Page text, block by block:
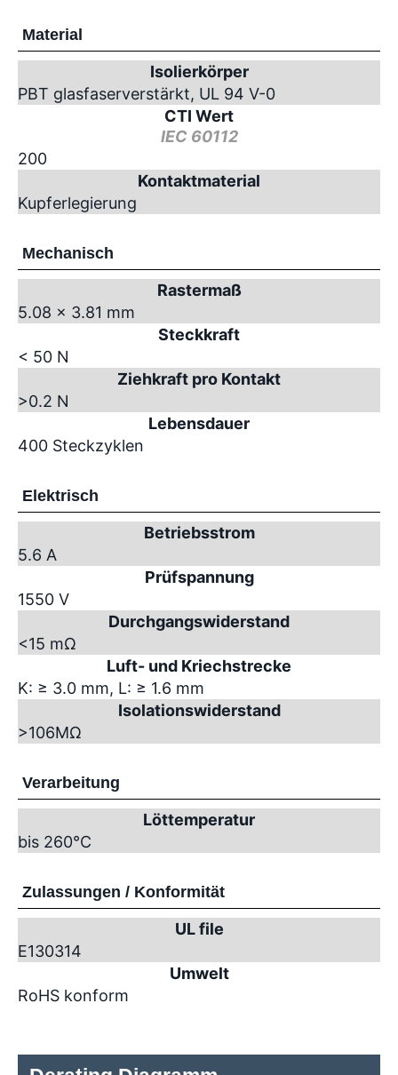
Material
Isolierkörper
PBT glasfaserverstärkt, UL 94 V-0
CTI Wert
IEC 60112
200
Kontaktmaterial
Kupferlegierung
Mechanisch
Rastermaß
5.08 x 3.81 mm
Steckkraft
< 50 N
Ziehkraft pro Kontakt
>0.2 N
Lebensdauer
400 Steckzyklen
Elektrisch
Betriebsstrom
5.6 A
Prüfspannung
1550 V
Durchgangswiderstand
<15 mΩ
Luft- und Kriechstrecke
K: ≥ 3.0 mm, L: ≥ 1.6 mm
Isolationswiderstand
>106MΩ
Verarbeitung
Löttemperatur
bis 260°C
Zulassungen / Konformität
UL file
E130314
Umwelt
RoHS konform